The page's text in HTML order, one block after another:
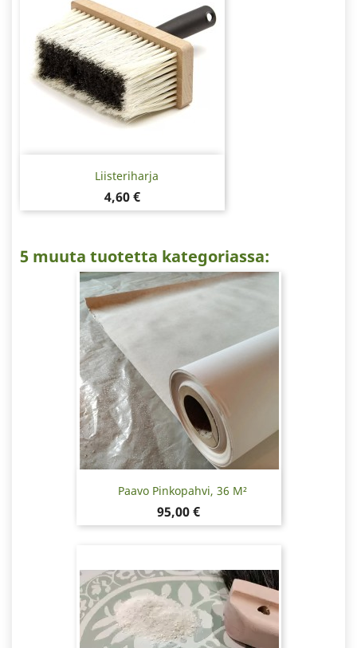
Liisteriharja
Hinta
4,60 €
5 muuta tuotetta kategoriassa:
Paavo Pinkopahvi, 36 M²
Hinta
95,00 €